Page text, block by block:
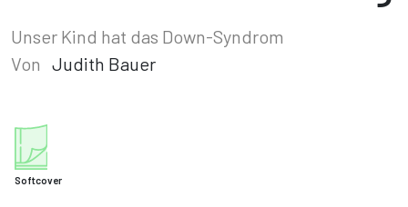
Unser Kind hat das Down-Syndrom
Von Judith Bauer
Softcover